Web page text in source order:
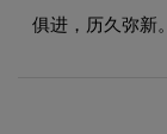
俱进，历久弥新。